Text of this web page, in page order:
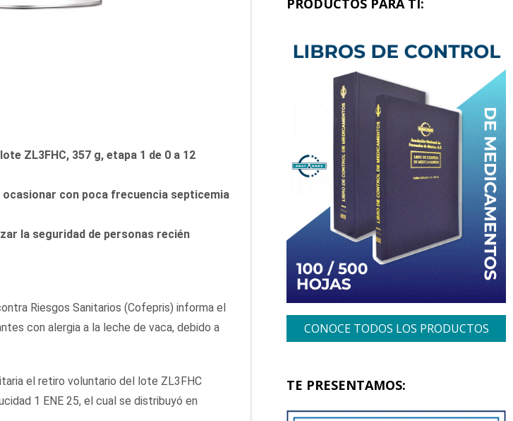
ZL3FHC, 357 g, etapa 1 de 0 a 12
ocasionar con poca frecuencia septicemia
la seguridad de personas recién
Riesgos Sanitarios (Cofepris) informa el
con alergia a la leche de vaca, debido a
el retiro voluntario del lote ZL3FHC
1 ENE 25, el cual se distribuyó en
CONOCE TODOS LOS PRODUCTOS
TE PRESENTAMOS: